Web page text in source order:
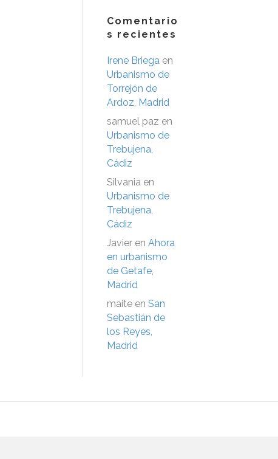
Comentario
s recientes
Irene Briega en
Urbanismo de
Torrejón de
Ardoz, Madrid
samuel paz en
Urbanismo de
Trebujena,
Cádiz
Silvania en
Urbanismo de
Trebujena,
Cádiz
Javier en Ahora
en urbanismo
de Getafe,
Madrid
maite en San
Sebastián de
los Reyes,
Madrid